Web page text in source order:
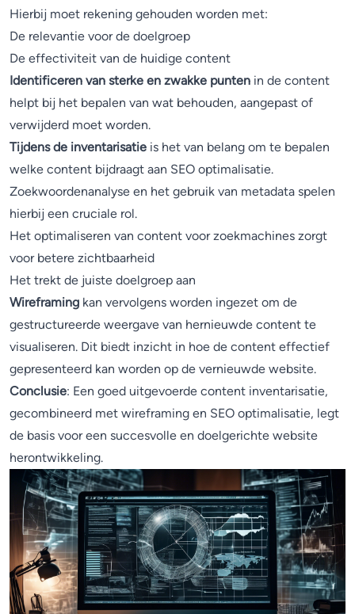
Hierbij moet rekening gehouden worden met:
De relevantie voor de doelgroep
De effectiviteit van de huidige content
Identificeren van sterke en zwakke punten in de content
helpt bij het bepalen van wat behouden, aangepast of
verwijderd moet worden.
Tijdens de inventarisatie is het van belang om te bepalen
welke content bijdraagt aan SEO optimalisatie.
Zoekwoordenanalyse en het gebruik van metadata spelen
hierbij een cruciale rol.
Het optimaliseren van content voor zoekmachines zorgt
voor betere zichtbaarheid
Het trekt de juiste doelgroep aan
Wireframing kan vervolgens worden ingezet om de
gestructureerde weergave van hernieuwde content te
visualiseren. Dit biedt inzicht in hoe de content effectief
gepresenteerd kan worden op de vernieuwde website.
Conclusie: Een goed uitgevoerde content inventarisatie,
gecombineerd met wireframing en SEO optimalisatie, legt
de basis voor een succesvolle en doelgerichte website
herontwikkeling.